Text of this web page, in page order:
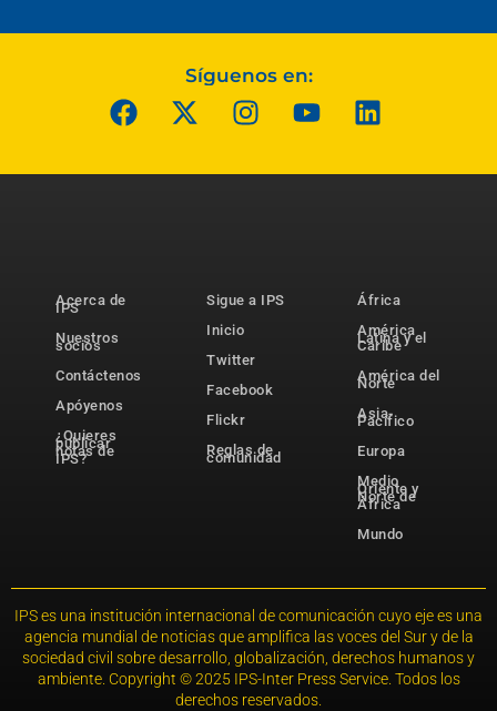
Síguenos en:
Acerca de
IPS
Nuestros
socios
Contáctenos
Apóyenos
¿Quieres
publicar
notas de
IPS?
Sigue a IPS
Inicio
Twitter
Facebook
Flickr
Reglas de
comunidad
África
América
Latina y el
Caribe
América del
Norte
Asia-
Pacífico
Europa
Medio
Oriente y
Norte de
África
Mundo
IPS es una institución internacional de comunicación cuyo eje es una
agencia mundial de noticias que amplifica las voces del Sur y de la
sociedad civil sobre desarrollo, globalización, derechos humanos y
ambiente. Copyright © 2025 IPS-Inter Press Service. Todos los
derechos reservados.